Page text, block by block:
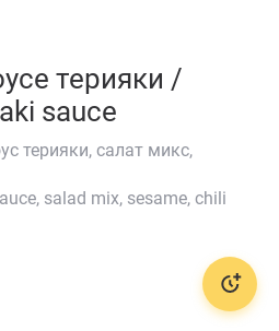
терияки /
sauce
терияки, салат микс,
salad mix, sesame, chili